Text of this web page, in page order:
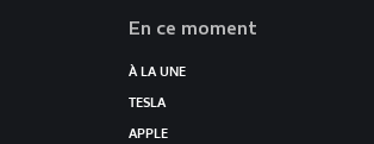
En ce moment
À LA UNE
TESLA
APPLE